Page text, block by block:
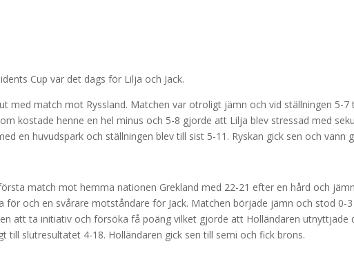
Cup var det dags för Lilja och Jack.
med match mot Ryssland. Matchen var otroligt jämn och vid ställningen 5-7
kostade henne en hel minus och 5-8 gjorde att Lilja blev stressad med
en huvudspark och ställningen blev till sist 5-11. Ryskan gick sen och vann
match mot hemma nationen Grekland med 22-21 efter en hård och
för och en svårare motståndare för Jack. Matchen började jämn och stod 0-
att ta initiativ och försöka få poäng vilket gjorde att Holländaren utnyttjade
till slutresultatet 4-18. Holländaren gick sen till semi och fick brons.